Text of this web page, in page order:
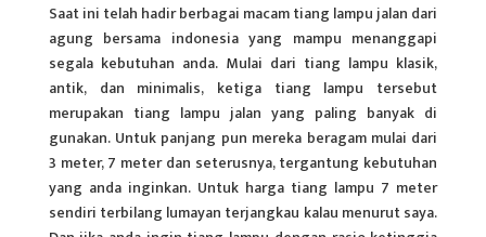
Saat ini telah hadir berbagai macam tiang lampu jalan dari
agung bersama indonesiayang mampu menanggapi
segala kebutuhan anda. Mulai dari tiang lampu klasik,
antik, dan minimalis, ketiga tiang lampu tersebut
merupakan tiang lampu jalan yang paling banyak di
gunakan. Untuk panjang pun mereka beragam mulai dari
3 meter, 7 meter dan seterusnya, tergantung kebutuhan
yang anda inginkan. Untuk harga tiang lampu 7 meter
sendiri terbilang lumayan terjangkau kalau menurut saya.